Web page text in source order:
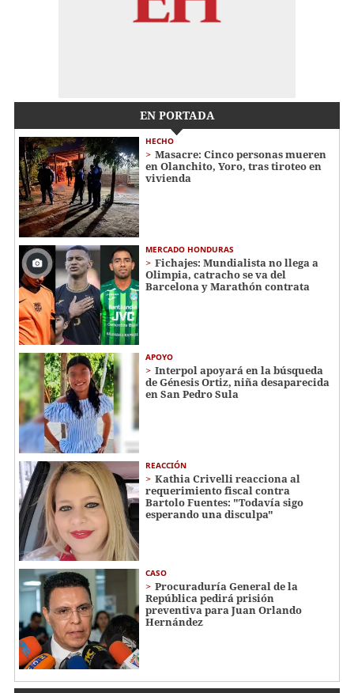
EN PORTADA
HECHO
Masacre: Cinco personas mueren
en Olanchito, Yoro, tras tiroteo en
vivienda
MERCADO HONDURAS
Fichajes: Mundialista no llega a
Olimpia, catracho se va del
Barcelona y Marathón contrata
APOYO
Interpol apoyará en la búsqueda
de Génesis Ortiz, niña desaparecida
en San Pedro Sula
REACCIÓN
Kathia Crivelli reacciona al
requerimiento fiscal contra
Bartolo Fuentes: "Todavía sigo
esperando una disculpa"
CASO
Procuraduría General de la
República pedirá prisión
preventiva para Juan Orlando
Hernández